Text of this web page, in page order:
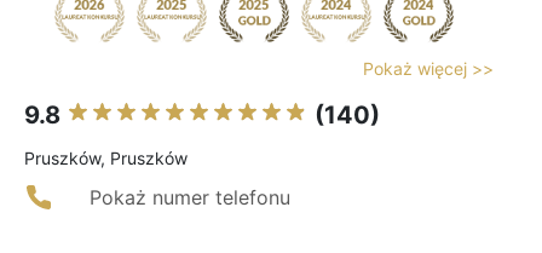
Pokaż więcej >>
9.8 (140)
Pruszków, Pruszków
Pokaż numer telefonu